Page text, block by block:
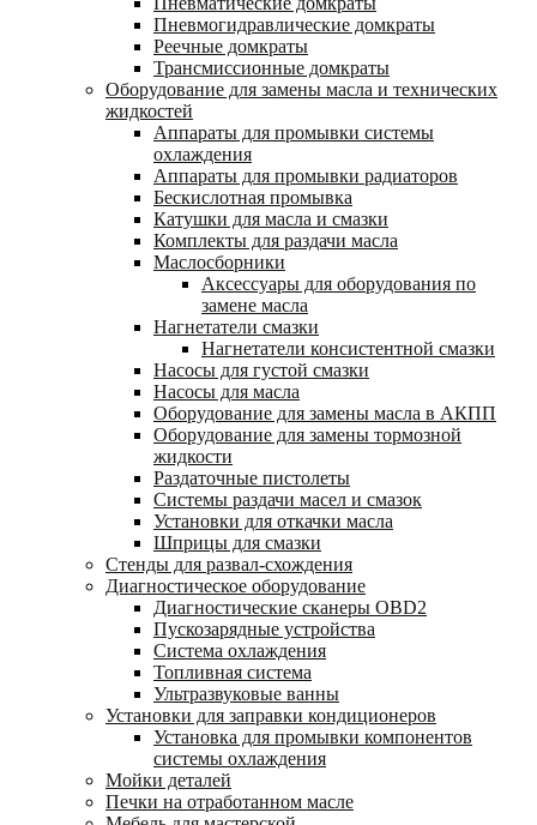
Пневмогидравлические домкраты
Реечные домкраты
Трансмиссионные домкраты
Оборудование для замены масла и технических
жидкостей
Аппараты для промывки системы
охлаждения
Аппараты для промывки радиаторов
Бескислотная промывка
Катушки для масла и смазки
Комплекты для раздачи масла
Маслосборники
Аксессуары для оборудования по
замене масла
Нагнетатели смазки
Нагнетатели консистентной смазки
Насосы для густой смазки
Насосы для масла
Оборудование для замены масла в АКПП
Оборудование для замены тормозной
жидкости
Раздаточные пистолеты
Системы раздачи масел и смазок
Установки для откачки масла
Шприцы для смазки
Стенды для развал-схождения
Диагностическое оборудование
Диагностические сканеры OBD2
Пускозарядные устройства
Система охлаждения
Топливная система
Ультразвуковые ванны
Установки для заправки кондиционеров
Установка для промывки компонентов
системы охлаждения
Мойки деталей
Печки на отработанном масле